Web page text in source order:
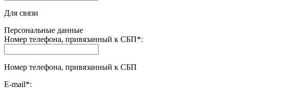
Для связи
Персональные данные
Номер телефона, привязанный к СБП*:
Номер телефона, привязанный к СБП
E-mail*: